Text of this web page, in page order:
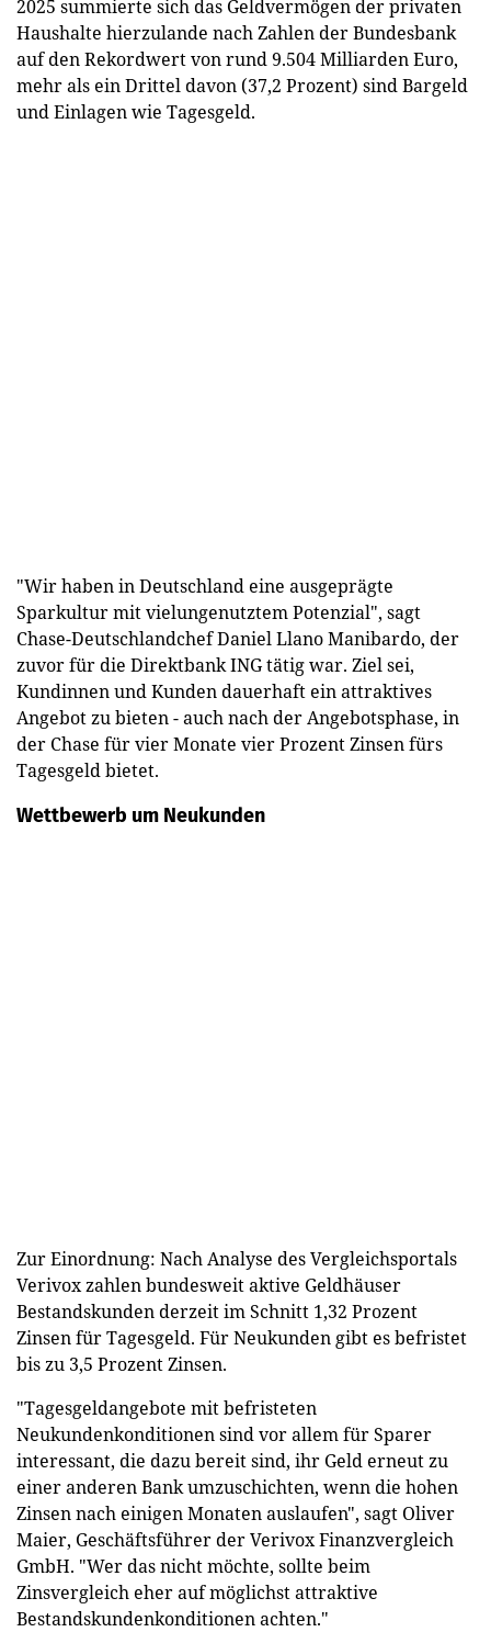
2025 summierte sich das Geldvermögen der privaten
Haushalte hierzulande nach Zahlen der Bundesbank
auf den Rekordwert von rund 9.504 Milliarden Euro,
mehr als ein Drittel davon (37,2 Prozent) sind Bargeld
und Einlagen wie Tagesgeld.
"Wir haben in Deutschland eine ausgeprägte
Sparkultur mit vielungenutztem Potenzial", sagt
Chase-Deutschlandchef Daniel Llano Manibardo, der
zuvor für die Direktbank ING tätig war. Ziel sei,
Kundinnen und Kunden dauerhaft ein attraktives
Angebot zu bieten - auch nach der Angebotsphase, in
der Chase für vier Monate vier Prozent Zinsen fürs
Tagesgeld bietet.
Wettbewerb um Neukunden
Zur Einordnung: Nach Analyse des Vergleichsportals
Verivox zahlen bundesweit aktive Geldhäuser
Bestandskunden derzeit im Schnitt 1,32 Prozent
Zinsen für Tagesgeld. Für Neukunden gibt es befristet
bis zu 3,5 Prozent Zinsen.
"Tagesgeldangebote mit befristeten
Neukundenkonditionen sind vor allem für Sparer
interessant, die dazu bereit sind, ihr Geld erneut zu
einer anderen Bank umzuschichten, wenn die hohen
Zinsen nach einigen Monaten auslaufen", sagt Oliver
Maier, Geschäftsführer der Verivox Finanzvergleich
GmbH. "Wer das nicht möchte, sollte beim
Zinsvergleich eher auf möglichst attraktive
Bestandskundenkonditionen achten."